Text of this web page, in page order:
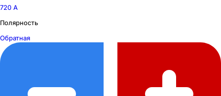
720 А
Полярность
Обратная